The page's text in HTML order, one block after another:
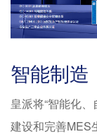
智能制造
皇派将“智能化、
建设和完善MES